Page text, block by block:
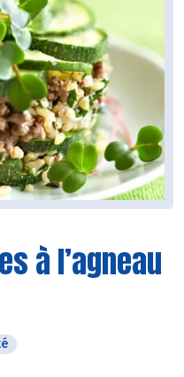
à l’agneau